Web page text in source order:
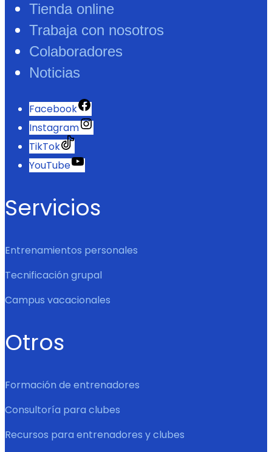
Tienda online
Trabaja con nosotros
Colaboradores
Noticias
Facebook
Instagram
TikTok
YouTube
Servicios
Entrenamientos personales
Tecnificación grupal
Campus vacacionales
Otros
Formación de entrenadores
Consultoría para clubes
Recursos para entrenadores y clubes